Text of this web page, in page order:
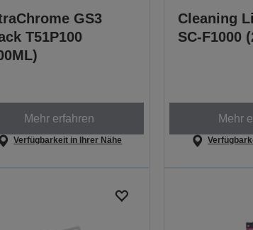
GS3
T51P100
Mehr erfahren
Verfügbarkeit in Ihrer Nähe
Cleaning
SC-F1000
Mehr